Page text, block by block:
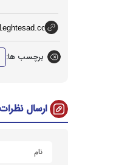
برچسب ها:
ارسال نظرات